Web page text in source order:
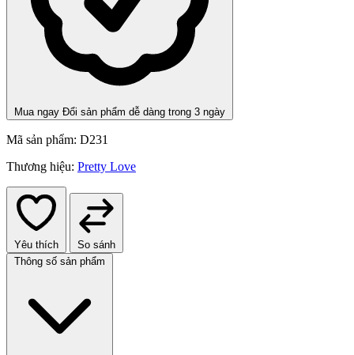
Mua ngay Đổi sản phẩm dễ dàng trong 3 ngày
Mã sản phẩm: D231
Thương hiệu: Pretty Love
Yêu thích
So sánh
Thông số sản phẩm